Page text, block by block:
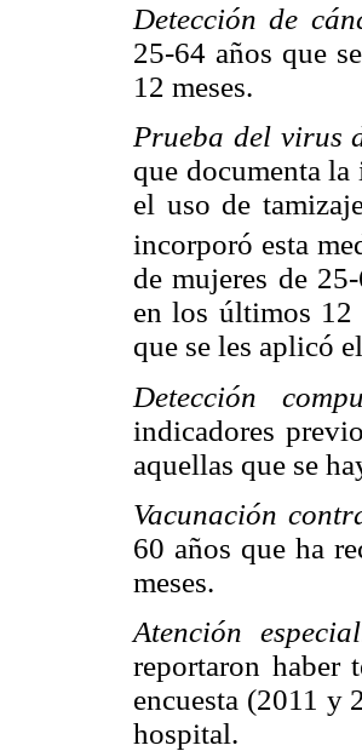
Detección de
25-64 años que
12 meses.
Prueba del virus
que documenta
el uso de
incorporó esta
de mujeres de
en los últimos 12
que se les aplicó
Detección
indicadores
aquellas que se
Vacunación
60 años que ha
meses.
Atención
reportaron haber
encuesta (2011 y
hospital.